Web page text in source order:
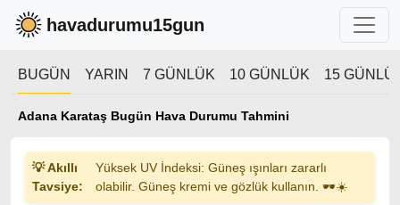
havadurumu15gun
BUGÜN YARIN 7 GÜNLÜK 10 GÜNLÜK 15
Adana Karataş Bugün Hava Durumu Tahmini
💡 Akıllı
Tavsiye:
Yüksek UV İndeksi: Güneş ışınları zararlı
olabilir. Güneş kremi ve gözlük kullanın. 🕶️☀️